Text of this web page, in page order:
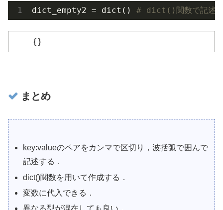
dict_empty2 = dict() # dict()関数で記述し
{}
まとめ
key:valueのペアをカンマで区切り，波括弧で囲んで
記述する．
dict()関数を用いて作成する．
変数に代入できる．
異なる型が混在しても良い．